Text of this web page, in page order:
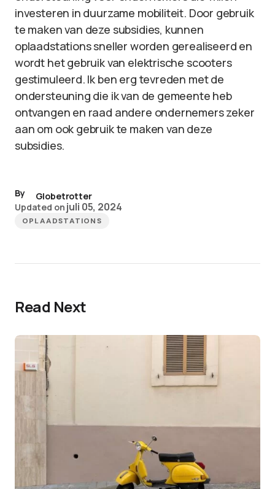
investeren in duurzame mobiliteit. Door gebruik
te maken van deze subsidies, kunnen
oplaadstations sneller worden gerealiseerd en
wordt het gebruik van elektrische scooters
gestimuleerd. Ik ben erg tevreden met de
ondersteuning die ik van de gemeente heb
ontvangen en raad andere ondernemers zeker
aan om ook gebruik te maken van deze
subsidies.
By
Globetrotter
Updated on juli 05, 2024
OPLAADSTATIONS
Read Next